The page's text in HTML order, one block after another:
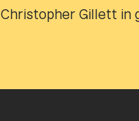
Gillett in